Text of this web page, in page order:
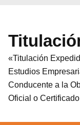
«Titulación
Estudios
Conducente a la
Oficial o